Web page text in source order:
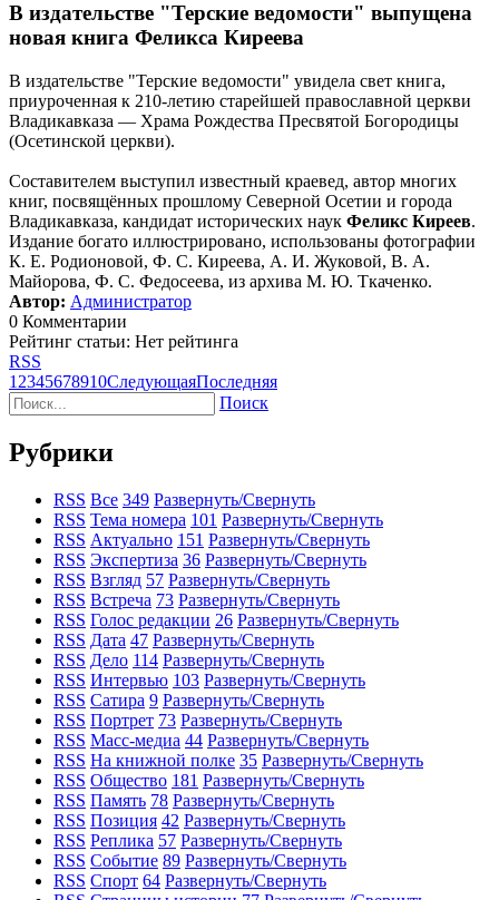
В издательстве "Терские ведомости" выпущена
новая книга Феликса Киреева
В издательстве "Терские ведомости" увидела свет книга,
приуроченная к 210-летию старейшей православной церкви
Владикавказа — Храма Рождества Пресвятой Богородицы
(Осетинской церкви).
Составителем выступил известный краевед, автор многих
книг, посвящённых прошлому Северной Осетии и города
Владикавказа, кандидат исторических наук Феликс Киреев.
Издание богато иллюстрировано, использованы фотографии
К. Е. Родионовой, Ф. С. Киреева, А. И. Жуковой, В. А.
Майорова, Ф. С. Федосеева, из архива М. Ю. Ткаченко.
Автор: Администратор
0 Комментарии
Рейтинг статьи: Нет рейтинга
RSS
1 2345678910СледующаяПоследняя
Поиск
Рубрики
RSS Все 349 Развернуть/Свернуть
RSS Тема номера 101 Развернуть/Свернуть
RSS Актуально 151 Развернуть/Свернуть
RSS Экспертиза 36 Развернуть/Свернуть
RSS Взгляд 57 Развернуть/Свернуть
RSS Встреча 73 Развернуть/Свернуть
RSS Голос редакции 26 Развернуть/Свернуть
RSS Дата 47 Развернуть/Свернуть
RSS Дело 114 Развернуть/Свернуть
RSS Интервью 103 Развернуть/Свернуть
RSS Сатира 9 Развернуть/Свернуть
RSS Портрет 73 Развернуть/Свернуть
RSS Масс-медиа 44 Развернуть/Свернуть
RSS На книжной полке 35 Развернуть/Свернуть
RSS Общество 181 Развернуть/Свернуть
RSS Память 78 Развернуть/Свернуть
RSS Позиция 42 Развернуть/Свернуть
RSS Реплика 57 Развернуть/Свернуть
RSS Событие 89 Развернуть/Свернуть
RSS Спорт 64 Развернуть/Свернуть